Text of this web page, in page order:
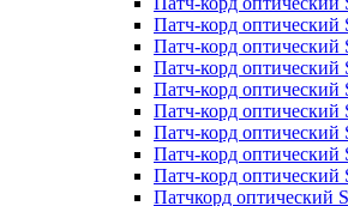
Патч-корд оптический
Патч-корд оптический
Патч-корд оптический
Патч-корд
Патч-корд оптический
Патч-корд оптический
Патч-корд оптический
Патч-корд оптический
Патчкорд оптический